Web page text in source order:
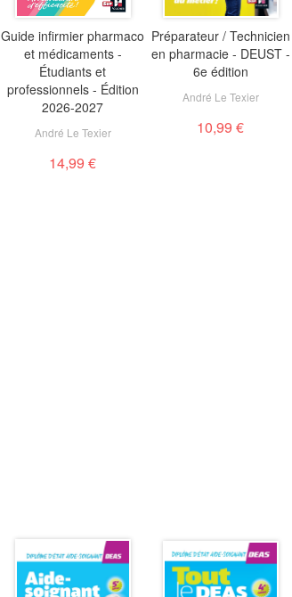
Guide infirmier pharmaco
et médicaments -
Étudiants et
professionnels - Édition
2026-2027
André Le Texier
14,99 €
Préparateur / Technicien
en pharmacie - DEUST -
6e édition
André Le Texier
10,99 €